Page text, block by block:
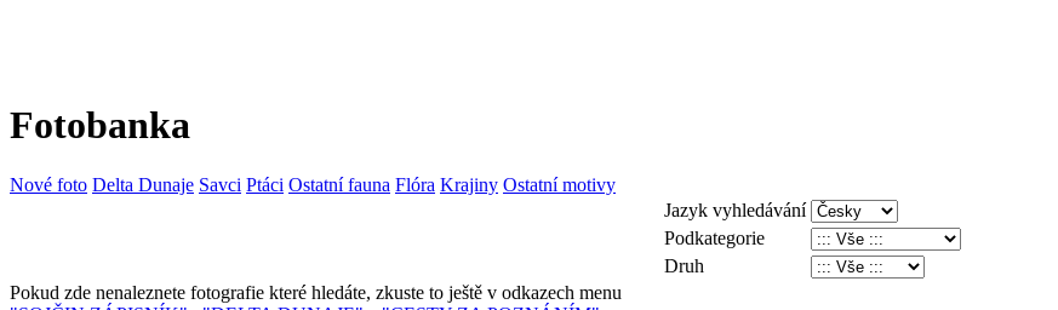
Fotobanka
Nové foto Delta Dunaje Savci Ptáci Ostatní fauna Flóra Krajiny Ostatní motivy
Jazyk vyhledávání
Podkategorie
Druh
Pokud zde nenaleznete fotografie které hledáte, zkuste to ještě v odkazech menu